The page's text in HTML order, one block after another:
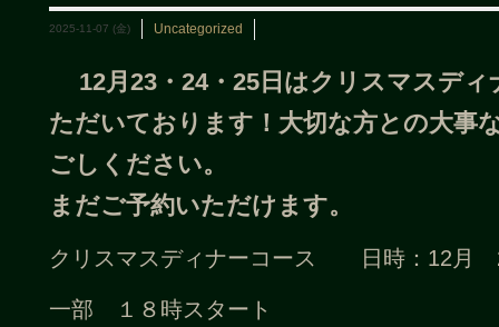
2025-11-07 (金) Uncategorized
12月23・24・25日はクリスマスデ
ただいております！大切な方との大事
ごしください。
まだご予約いただけます。
クリスマスディナーコース 日時：12月
一部 １８時スタート